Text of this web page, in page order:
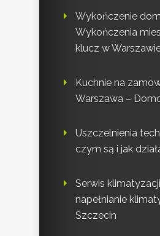
Wykończenie
Wykończenia
klucz w
Kuchnie na
Warszawa –
Uszczelnienia
czym są i jak
Serwis
napełnianie
Szczecin